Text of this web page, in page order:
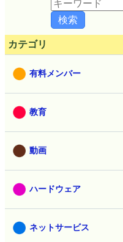
カテゴリ
有料メンバー
教育
動画
ハードウェア